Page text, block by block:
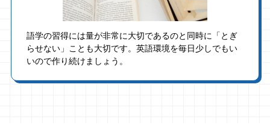
語学の習得には量が非常に大切であるのと同時に「とぎ
らせない」ことも大切です。英語環境を毎日少しでもい
いので作り続けましょう。